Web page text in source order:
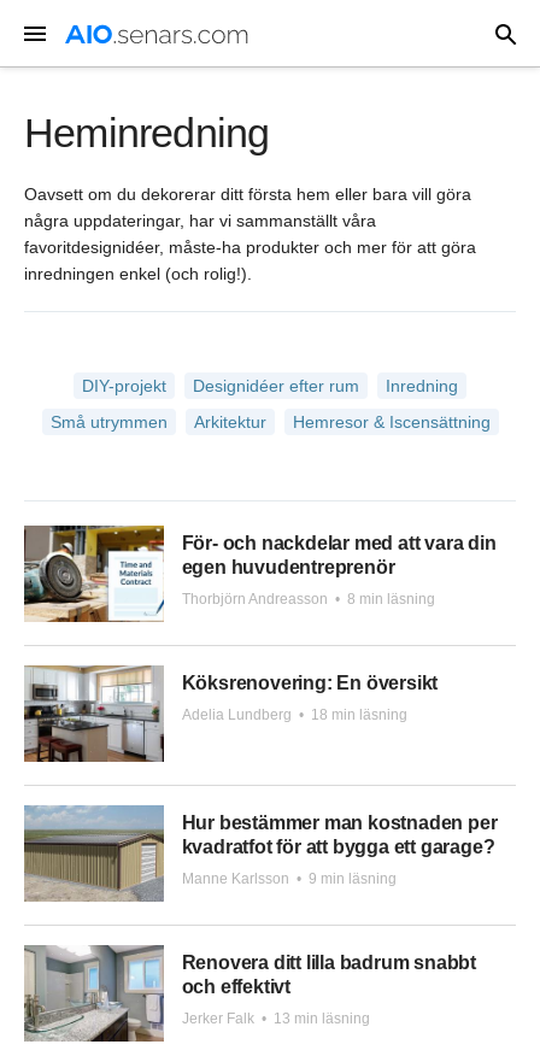
Heminredning
Oavsett om du dekorerar ditt första hem eller bara vill göra
några uppdateringar, har vi sammanställt våra
favoritdesignidéer, måste-ha produkter och mer för att göra
inredningen enkel (och rolig!).
DIY-projekt Designidéer efter rum
Inredning
Små utrymmen
Arkitektur Hemresor & Iscensättning
För- och nackdelar med att vara din
egen huvudentreprenör
Thorbjörn Andreasson • 8 min läsning
Köksrenovering: En översikt
Adelia Lundberg • 18 min läsning
Hur bestämmer man kostnaden per
kvadratfot för att bygga ett garage?
Manne Karlsson • 9 min läsning
Renovera ditt lilla badrum snabbt
och effektivt
Jerker Falk • 13 min läsning